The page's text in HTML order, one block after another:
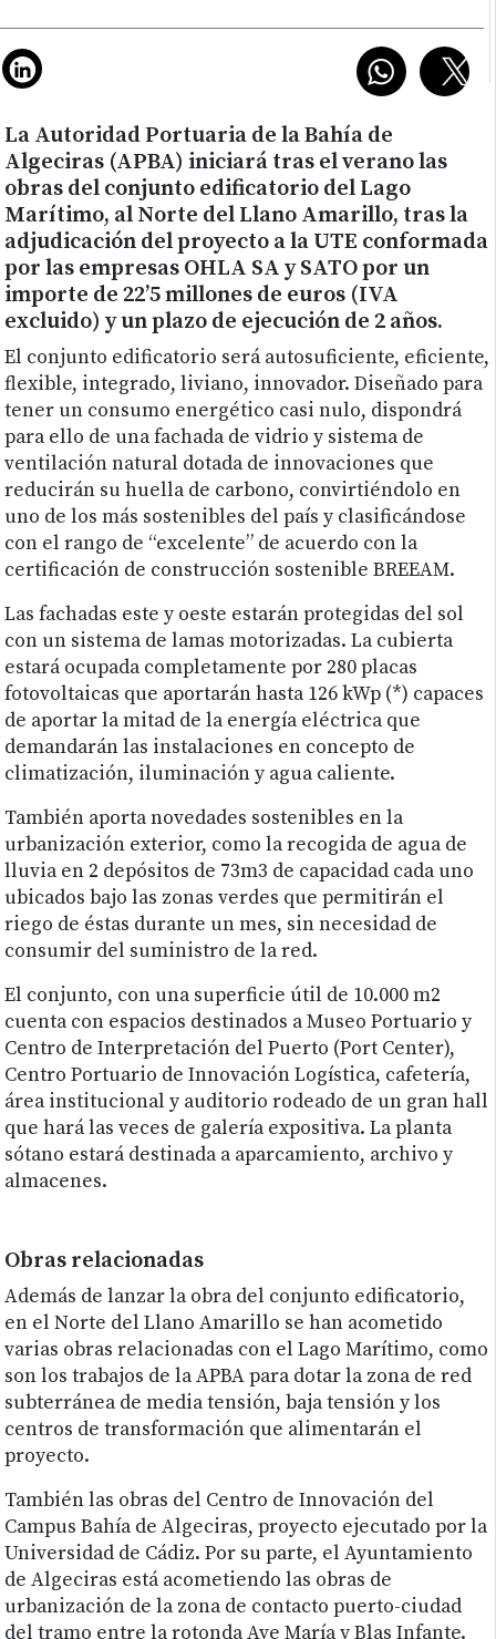
La Autoridad Portuaria de la Bahía de
Algeciras (APBA) iniciará tras el verano las
obras del conjunto edificatorio del Lago
Marítimo, al Norte del Llano Amarillo, tras la
adjudicación del proyecto a la UTE conformada
por las empresas OHLA SA y SATO por un
importe de 22’5 millones de euros (IVA
excluido) y un plazo de ejecución de 2 años.
El conjunto edificatorio será autosuficiente, eficiente,
flexible, integrado, liviano, innovador. Diseñado para
tener un consumo energético casi nulo, dispondrá
para ello de una fachada de vidrio y sistema de
ventilación natural dotada de innovaciones que
reducirán su huella de carbono, convirtiéndolo en
uno de los más sostenibles del país y clasificándose
con el rango de “excelente” de acuerdo con la
certificación de construcción sostenible BREEAM.
Las fachadas este y oeste estarán protegidas del sol
con un sistema de lamas motorizadas. La cubierta
estará ocupada completamente por 280 placas
fotovoltaicas que aportarán hasta 126 kWp (*) capaces
de aportar la mitad de la energía eléctrica que
demandarán las instalaciones en concepto de
climatización, iluminación y agua caliente.
También aporta novedades sostenibles en la
urbanización exterior, como la recogida de agua de
lluvia en 2 depósitos de 73m3 de capacidad cada uno
ubicados bajo las zonas verdes que permitirán el
riego de éstas durante un mes, sin necesidad de
consumir del suministro de la red.
El conjunto, con una superficie útil de 10.000 m2
cuenta con espacios destinados a Museo Portuario y
Centro de Interpretación del Puerto (Port Center),
Centro Portuario de Innovación Logística, cafetería,
área institucional y auditorio rodeado de un gran hall
que hará las veces de galería expositiva. La planta
sótano estará destinada a aparcamiento, archivo y
almacenes.
Obras relacionadas
Además de lanzar la obra del conjunto edificatorio,
en el Norte del Llano Amarillo se han acometido
varias obras relacionadas con el Lago Marítimo, como
son los trabajos de la APBA para dotar la zona de red
subterránea de media tensión, baja tensión y los
centros de transformación que alimentarán el
proyecto.
También las obras del Centro de Innovación del
Campus Bahía de Algeciras, proyecto ejecutado por la
Universidad de Cádiz. Por su parte, el Ayuntamiento
de Algeciras está acometiendo las obras de
urbanización de la zona de contacto puerto-ciudad
del tramo entre la rotonda Ave María y Blas Infante.